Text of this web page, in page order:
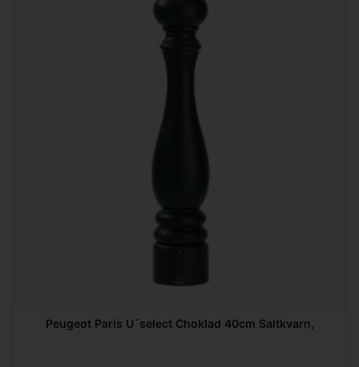
Peugeot Paris U´select Choklad 40cm Saltkvarn,